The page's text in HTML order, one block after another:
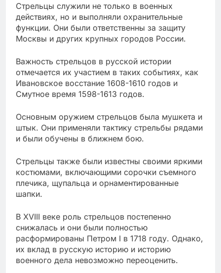
Стрельцы служили не только в военных
действиях, но и выполняли охранительные
функции. Они были ответственны за защиту
Москвы и других крупных городов России.
Важность стрельцов в русской истории
отмечается их участием в таких событиях, как
Ивановское восстание 1608-1610 годов и
Смутное время 1598-1613 годов.
Основным оружием стрельцов была мушкета и
штык. Они применяли тактику стрельбы рядами
и были обучены в ближнем бою.
Стрельцы также были известны своими яркими
костюмами, включающими сорочки съемного
плечика, щупальца и орнаментированные
шапки.
В XVIII веке роль стрельцов постепенно
снижалась и они были полностью
расформированы Петром I в 1718 году. Однако,
их вклад в русскую историю и историю
военного дела невозможно переоценить.